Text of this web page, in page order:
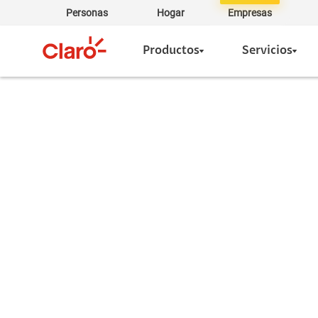
Personas Hogar Empresas
Productos Servicios